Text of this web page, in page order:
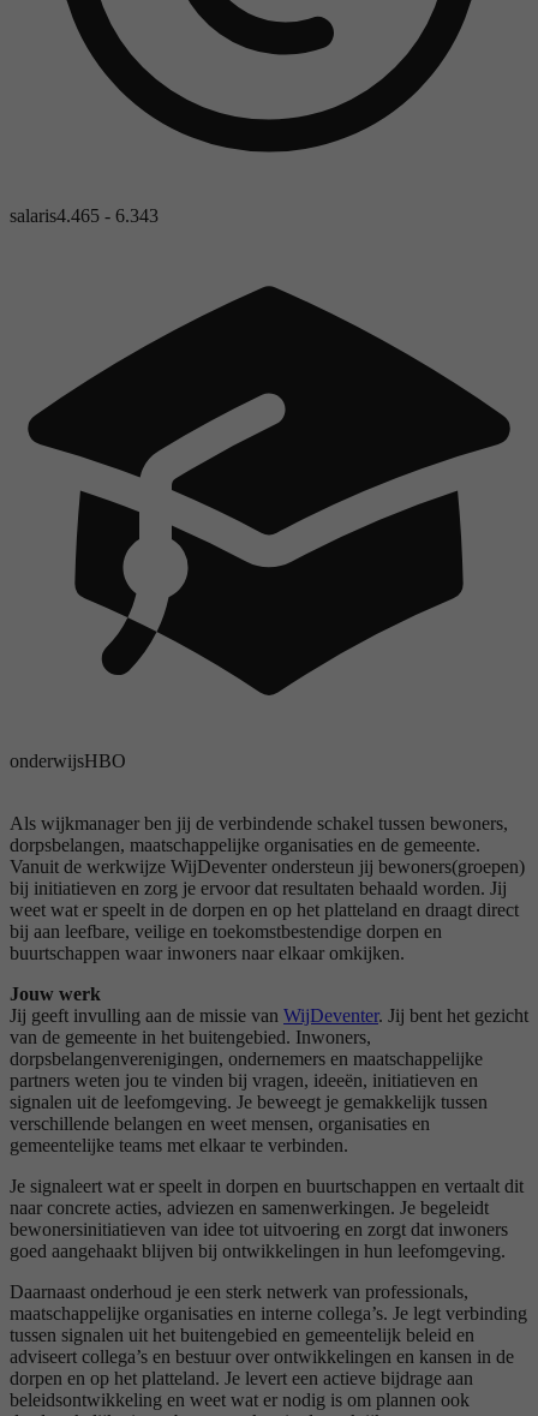
salaris4.465 - 6.343
onderwijsHBO
Als wijkmanager ben jij de verbindende schakel tussen bewoners,
dorpsbelangen, maatschappelijke organisaties en de gemeente.
Vanuit de werkwijze WijDeventer ondersteun jij bewoners(groepen)
bij initiatieven en zorg je ervoor dat resultaten behaald worden. Jij
weet wat er speelt in de dorpen en op het platteland en draagt direct
bij aan leefbare, veilige en toekomstbestendige dorpen en
buurtschappen waar inwoners naar elkaar omkijken.
Jouw werk
Jij geeft invulling aan de missie van WijDeventer. Jij bent het gezicht
van de gemeente in het buitengebied. Inwoners,
dorpsbelangenverenigingen, ondernemers en maatschappelijke
partners weten jou te vinden bij vragen, ideeën, initiatieven en
signalen uit de leefomgeving. Je beweegt je gemakkelijk tussen
verschillende belangen en weet mensen, organisaties en
gemeentelijke teams met elkaar te verbinden.
Je signaleert wat er speelt in dorpen en buurtschappen en vertaalt dit
naar concrete acties, adviezen en samenwerkingen. Je begeleidt
bewonersinitiatieven van idee tot uitvoering en zorgt dat inwoners
goed aangehaakt blijven bij ontwikkelingen in hun leefomgeving.
Daarnaast onderhoud je een sterk netwerk van professionals,
maatschappelijke organisaties en interne collega’s. Je legt verbinding
tussen signalen uit het buitengebied en gemeentelijk beleid en
adviseert collega’s en bestuur over ontwikkelingen en kansen in de
dorpen en op het platteland. Je levert een actieve bijdrage aan
beleidsontwikkeling en weet wat er nodig is om plannen ook